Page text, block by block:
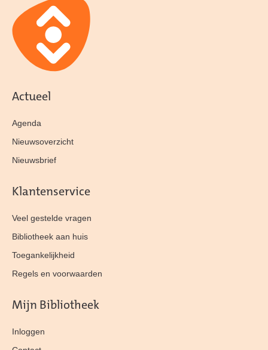
Actueel
Agenda
Nieuwsoverzicht
Nieuwsbrief
Klantenservice
Veel gestelde vragen
Bibliotheek aan huis
Toegankelijkheid
Regels en voorwaarden
Mijn Bibliotheek
Inloggen